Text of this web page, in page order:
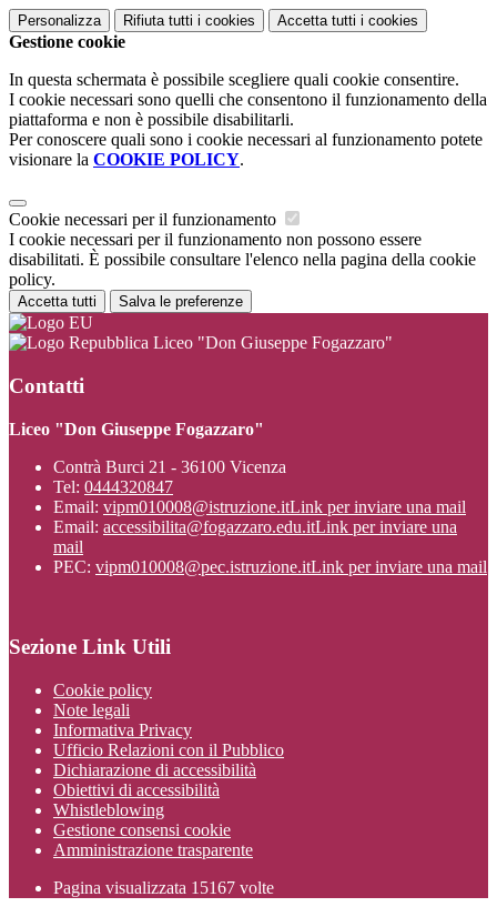
Personalizza Rifiuta tutti i cookies Accetta tutti i cookies
Gestione cookie
In questa schermata è possibile scegliere quali cookie consentire.
I cookie necessari sono quelli che consentono il funzionamento della
piattaforma e non è possibile disabilitarli.
Per conoscere quali sono i cookie necessari al funzionamento potete
visionare la COOKIE POLICY.
Cookie necessari per il funzionamento
I cookie necessari per il funzionamento non possono essere
disabilitati. È possibile consultare l'elenco nella pagina della cookie
policy.
Accetta tutti Salva le preferenze
Liceo "Don Giuseppe Fogazzaro"
Contatti
Liceo "Don Giuseppe Fogazzaro"
Contrà Burci 21 - 36100 Vicenza
Tel: 0444320847
Email: vipm010008@istruzione.itLink per inviare una mail
Email: accessibilita@fogazzaro.edu.itLink per inviare una
mail
PEC: vipm010008@pec.istruzione.itLink per inviare una mail
Sezione Link Utili
Cookie policy
Note legali
Informativa Privacy
Ufficio Relazioni con il Pubblico
Dichiarazione di accessibilità
Obiettivi di accessibilità
Whistleblowing
Gestione consensi cookie
Amministrazione trasparente
Pagina visualizzata 15167 volte